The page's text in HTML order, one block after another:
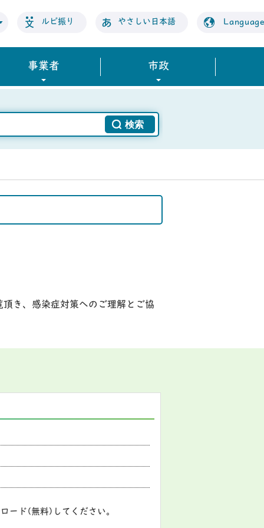
ルビ振り やさしい日本語 Language
事業者 市政
き、感染症対策へのご理解とご協
ード(無料)してください。